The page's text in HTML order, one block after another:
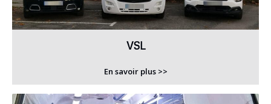
VSL
En savoir plus >>